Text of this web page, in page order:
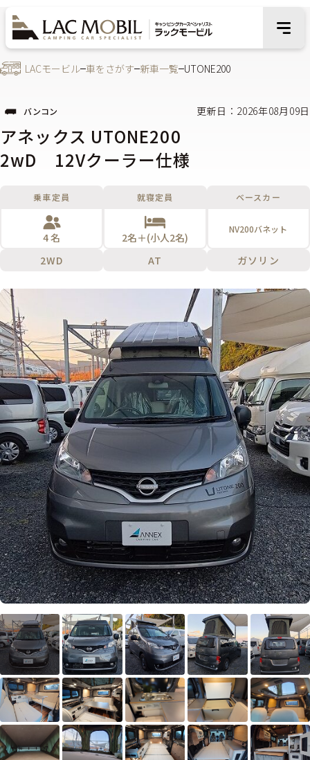
LACモービル 車をさがす 新車一覧 UTONE200
バンコン 更新日：2026年08月09日
アネックス UTONE200
2wD 12Vクーラー仕様
乗車定員
4 名
就寝定員
2名＋(小人2名)
ベースカー
NV200バネット
2WD AT ガソリン